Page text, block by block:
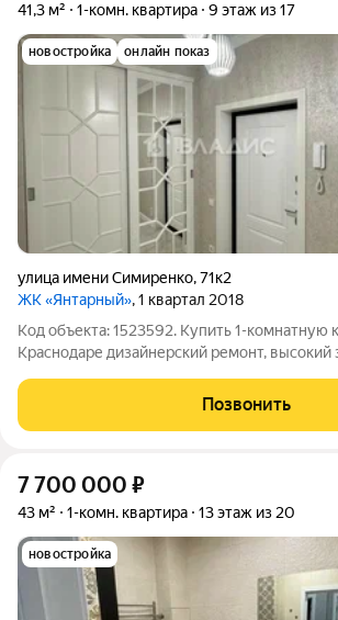
41,3 м² 1-комн. квартира 9 этаж из 17
новостройка онлайн показ
улица имени Симиренко,71к2
ЖК «Янтарный», 1 квартал 2018
Код объекта: 1523592. Купить 1-комнатную квартиру в
Краснодаре дизайнерский ремонт, высокий этаж,
трёхэтапную проверку безопасности и
Позвонить
7 700 000 ₽
43 м² 1-комн. квартира 13 этаж из 20
новостройка